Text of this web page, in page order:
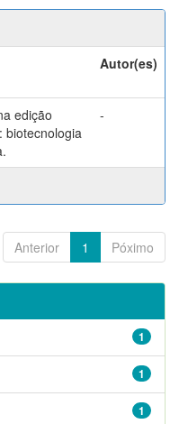
Autor(es)
edição
biotecnologia
-
Anterior 1 Póximo
1
1
1